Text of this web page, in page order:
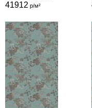
41912 р/м²